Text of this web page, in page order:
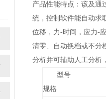
产品性能特点：该及通
统，控制软件能自动求
位移，力-时间，应力-
清零、自动换档或不分
分析并可辅助人工分析
型号
规格